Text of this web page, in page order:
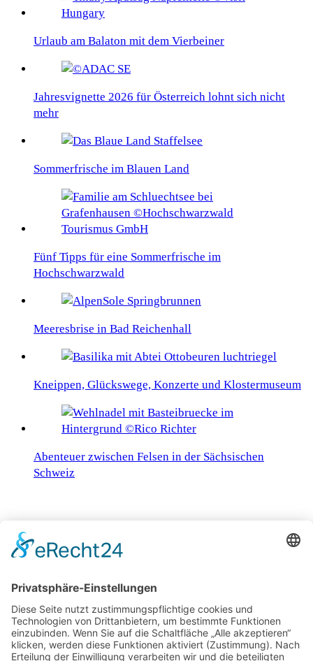
Urlaub am Balaton mit dem Vierbeiner
Jahresvignette 2026 für Österreich lohnt sich nicht
mehr
Sommerfrische im Blauen Land
Fünf Tipps für eine Sommerfrische im
Hochschwarzwald
Meeresbrise in Bad Reichenhall
Kneippen, Glückswege, Konzerte und Klostermuseum
Abenteuer zwischen Felsen in der Sächsischen
Schweiz
Auf den Spuren der Chimäre